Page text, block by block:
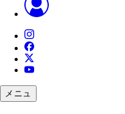
メニュ